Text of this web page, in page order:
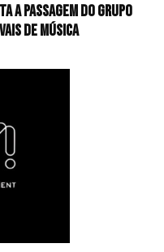
a passagem do grupo
de música